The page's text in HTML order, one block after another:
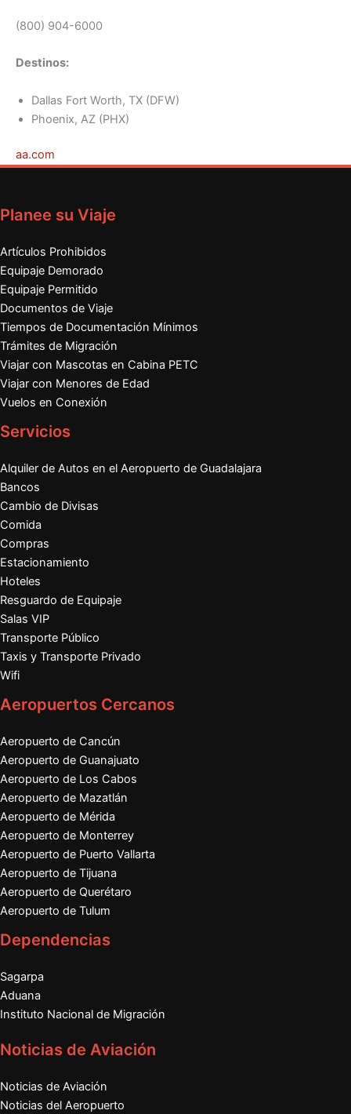
(800) 904-6000
Destinos:
Dallas Fort Worth, TX (DFW)
Phoenix, AZ (PHX)
aa.com
Planee su Viaje
Artículos Prohibidos
Equipaje Demorado
Equipaje Permitido
Documentos de Viaje
Tiempos de Documentación Mínimos
Trámites de Migración
Viajar con Mascotas en Cabina PETC
Viajar con Menores de Edad
Vuelos en Conexión
Servicios
Alquiler de Autos en el Aeropuerto de Guadalajara
Bancos
Cambio de Divisas
Comida
Compras
Estacionamiento
Hoteles
Resguardo de Equipaje
Salas VIP
Transporte Público
Taxis y Transporte Privado
Wifi
Aeropuertos Cercanos
Aeropuerto de Cancún
Aeropuerto de Guanajuato
Aeropuerto de Los Cabos
Aeropuerto de Mazatlán
Aeropuerto de Mérida
Aeropuerto de Monterrey
Aeropuerto de Puerto Vallarta
Aeropuerto de Tijuana
Aeropuerto de Querétaro
Aeropuerto de Tulum
Dependencias
Sagarpa
Aduana
Instituto Nacional de Migración
Noticias de Aviación
Noticias de Aviación
Noticias del Aeropuerto